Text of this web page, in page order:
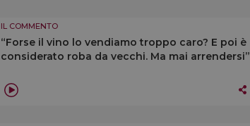
IL COMMENTO
“Forse il vino lo vendiamo troppo caro? E poi è
considerato roba da vecchi. Ma mai arrendersi”